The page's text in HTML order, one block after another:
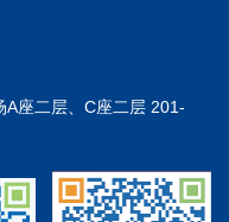
座二层、C座二层 201-